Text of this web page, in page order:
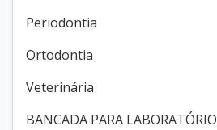
Periodontia
Ortodontia
Veterinária
BANCADA PARA LABORATÓRIO